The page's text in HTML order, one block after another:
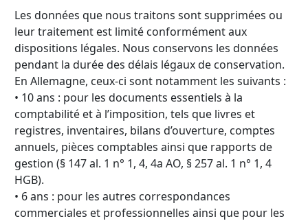
Les données que nous traitons sont supprimées ou
leur traitement est limité conformément aux
dispositions légales. Nous conservons les données
pendant la durée des délais légaux de conservation.
En Allemagne, ceux-ci sont notamment les suivants :
• 10 ans : pour les documents essentiels à la
comptabilité et à l’imposition, tels que livres et
registres, inventaires, bilans d’ouverture, comptes
annuels, pièces comptables ainsi que rapports de
gestion (§ 147 al. 1 n° 1, 4, 4a AO, § 257 al. 1 n° 1, 4
HGB).
• 6 ans : pour les autres correspondances
commerciales et professionnelles ainsi que pour les